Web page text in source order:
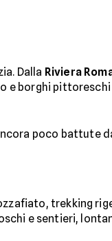
Dalla Riviera
e borghi pittoreschi
poco battute
trekking
e sentieri,